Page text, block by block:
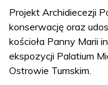
Projekt Archidiecezji
konserwację oraz
kościoła Panny Marii
ekspozycji Palatium
Ostrowie Tumskim.